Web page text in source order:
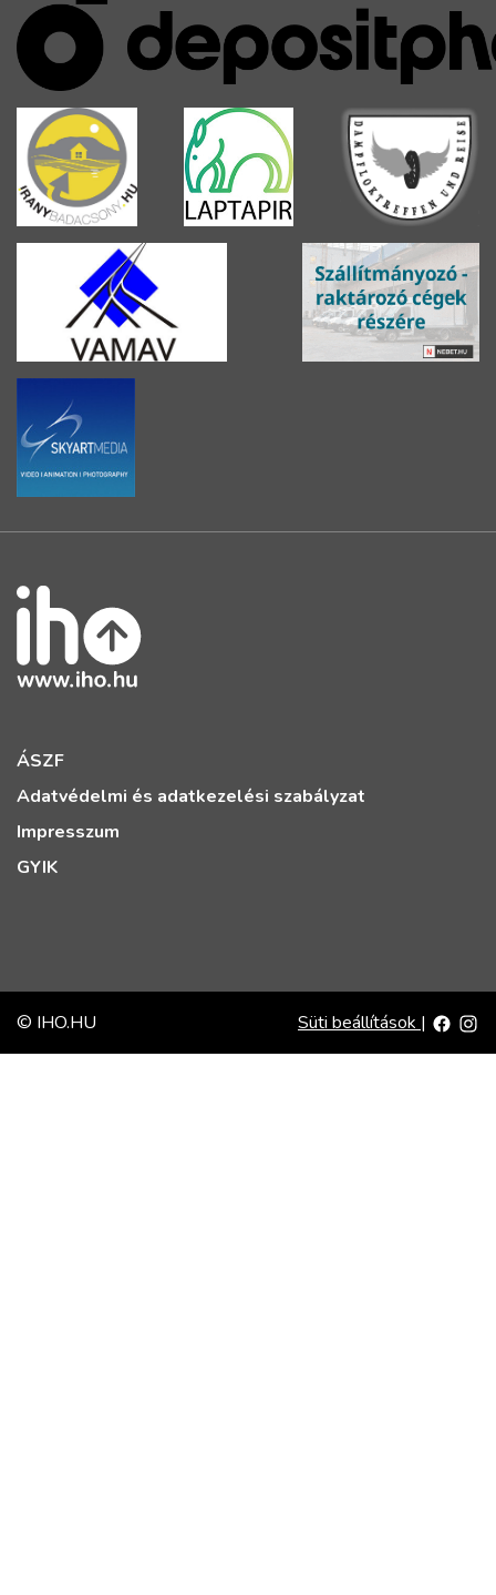
ÁSZF
Adatvédelmi és adatkezelési szabályzat
Impresszum
GYIK
© IHO.HU Süti beállítások |